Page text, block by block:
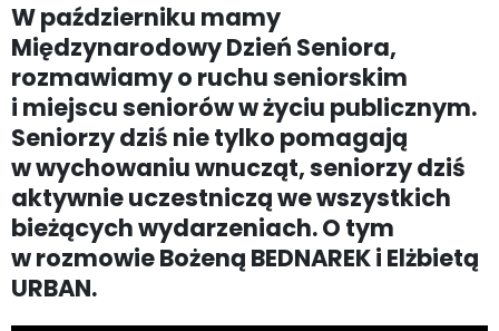
W październiku mamy
Międzynarodowy Dzień Seniora,
rozmawiamy o ruchu seniorskim
i miejscu seniorów w życiu publicznym.
Seniorzy dziś nie tylko pomagają
w wychowaniu wnucząt, seniorzy dziś
aktywnie uczestniczą we wszystkich
bieżących wydarzeniach. O tym
w rozmowie Bożeną BEDNAREK i Elżbietą
URBAN.